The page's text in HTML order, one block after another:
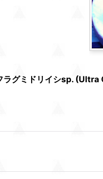
ラグミドリイシsp.